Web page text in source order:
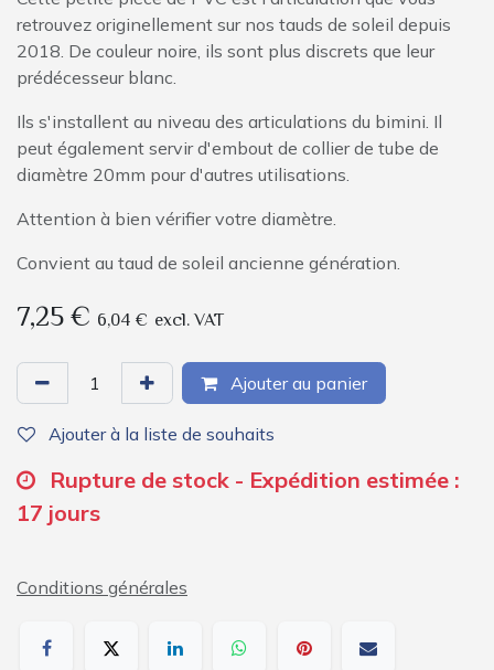
retrouvez originellement sur nos tauds de soleil depuis
2018. De couleur noire, ils sont plus discrets que leur
prédécesseur blanc.
Ils s'installent au niveau des articulations du bimini. Il
peut également servir d'embout de collier de tube de
diamètre 20mm pour d'autres utilisations.
Attention à bien vérifier votre diamètre.
Convient au taud de soleil ancienne génération.
7,25€ 6,04 € excl. VAT
Ajouter au panier
Ajouter à la liste de souhaits
Rupture de stock - Expédition estimée :
17 jours
Conditions générales